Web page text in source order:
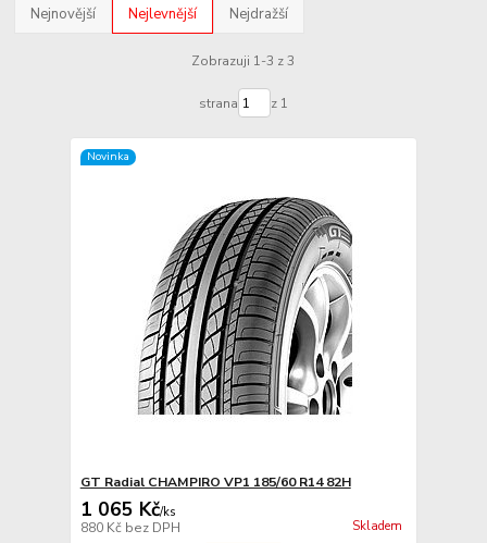
Nejnovější Nejlevnější Nejdražší
Zobrazuji 1-3 z 3
strana z 1
Novinka
GT Radial CHAMPIRO VP1 185/60 R14 82H
1 065 Kč/ks
880 Kč bez DPH Skladem